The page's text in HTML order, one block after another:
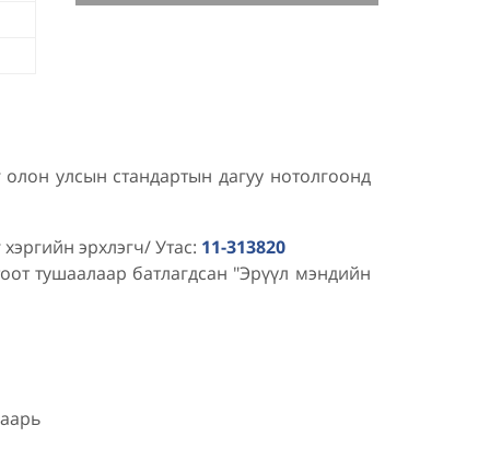
олон улсын стандартын дагуу нотолгоонд
эрхлэгч/ Утас: 11-313820
тушаалаар батлагдсан "Эрүүл мэндийн